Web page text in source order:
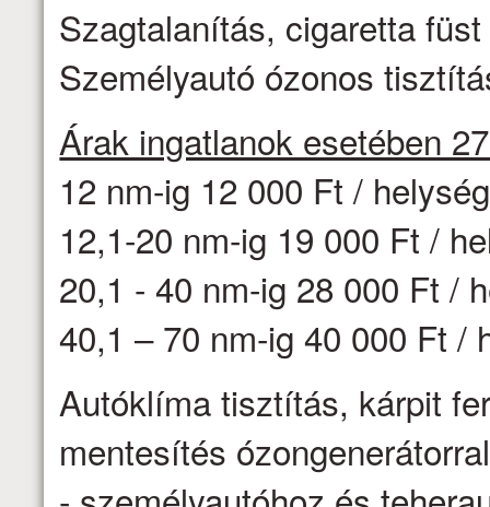
Szagtalanítás, cigaretta
Személyautó ózonos
Árak ingatlanok esetében
12 nm-ig 12 000 Ft / helység
12,1-20 nm-ig 19 000 Ft /
20,1 - 40 nm-ig 28 000 Ft /
40,1 – 70 nm-ig 40 000 Ft /
Autóklíma tisztítás, kárpit
mentesítés